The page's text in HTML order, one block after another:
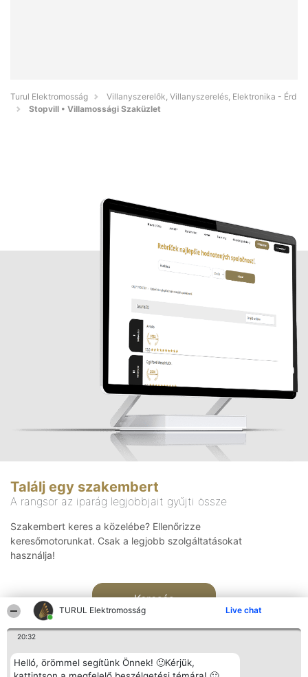
TURUL Elektromosság Live chat
20:32
Helló, örömmel segítünk Önnek! 🙂Kérjük,
Turul Elektromosság
Villanyszerelők, Villanyszerelés, Elektronika - Érd
Stopvill • Villamossági Szaküzlet
Találj egy szakembert
A rangsor az iparág legjobbjait gyűjti össze
Szakembert keres a közelébe? Ellenőrizze
keresőmotorunkat. Csak a legjobb szolgáltatásokat
használja!
Keresés